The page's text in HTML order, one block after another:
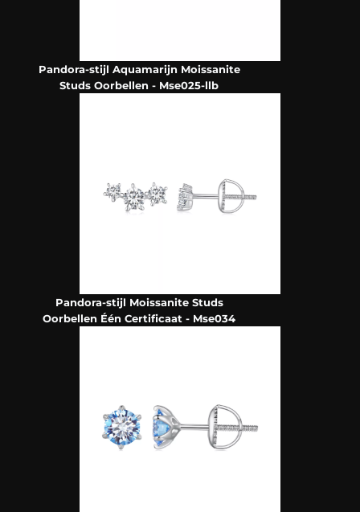
Pandora-stijl Aquamarijn Moissanite
Studs Oorbellen - Mse025-llb
Pandora-stijl Moissanite Studs
Oorbellen Één Certificaat - Mse034